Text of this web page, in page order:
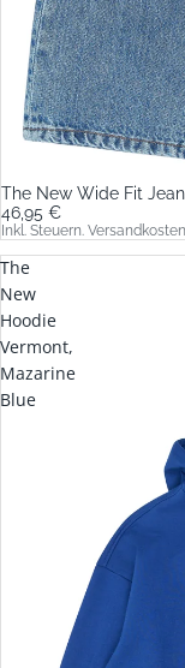
The New Wide Fit
46,95 €
Inkl. Steuern.
The
New
Hoodie
Vermont,
Mazarine
Blue